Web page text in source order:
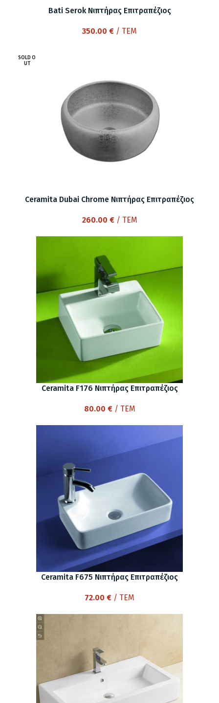
Bati Serok Νιπτήρας Επιτραπέζιος
350.00 € / ΤΕΜ
SOLD O
UT
Ceramita Dubai Chrome Νιπτήρας Επιτραπέζιος
260.00 €/ ΤΕΜ
Ceramita F176 Νιπτήρας Επιτραπέζιος
80.00 €/ ΤΕΜ
Ceramita F675 Νιπτήρας Επιτραπέζιος
72.00 € / ΤΕΜ